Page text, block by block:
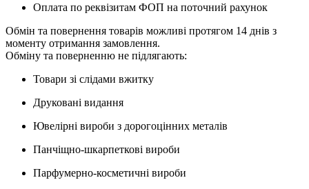
Оплата по реквізитам ФОП на поточний рахунок
Обмін та повернення товарів можливі протягом 14 днів з
моменту отримання замовлення.
Обміну та поверненню не підлягають:
Товари зі слідами вжитку
Друковані видання
Ювелірні вироби з дорогоцінних металів
Панчіщно-шкарпеткові вироби
Парфумерно-косметичні вироби